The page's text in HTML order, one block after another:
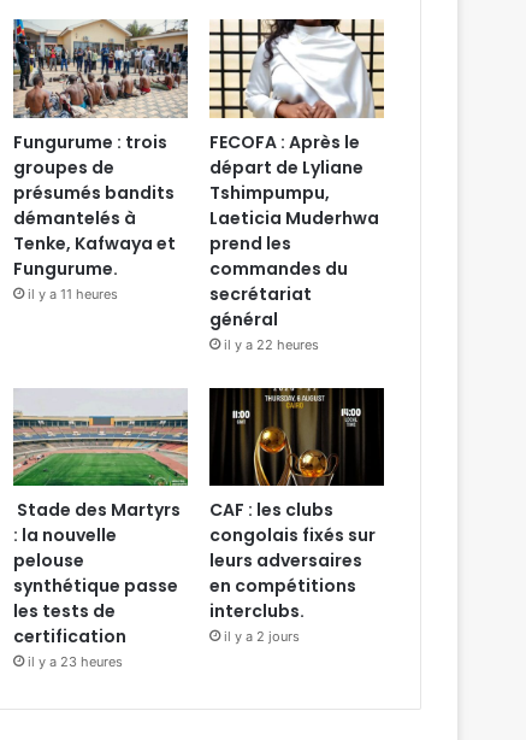
Fungurume : trois
groupes de
présumés bandits
démantelés à
Tenke, Kafwaya et
Fungurume.
il y a 11 heures
FECOFA : Après le
départ de Lyliane
Tshimpumpu,
Laeticia Muderhwa
prend les
commandes du
secrétariat
général
il y a 22 heures
Stade des Martyrs
: la nouvelle
pelouse
synthétique passe
les tests de
certification
il y a 23 heures
CAF : les clubs
congolais fixés sur
leurs adversaires
en compétitions
interclubs.
il y a 2 jours